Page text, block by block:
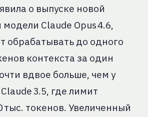
о выпуске новой
Claude Opus 4.6,
обрабатывать до одного
контекста за один
вдвое больше, чем у
3.5, где лимит
тыс. токенов. Увеличенный